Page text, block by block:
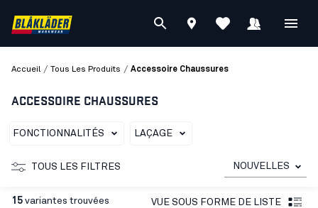
Accueil / Tous Les Produits / Accessoire Chaussures
ACCESSOIRE CHAUSSURES
FONCTIONNALITÉS LAÇAGE
TOUS LES FILTRES NOUVELLES
15 variantes trouvées VUE SOUS FORME DE LISTE